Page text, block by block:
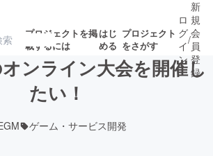
プロジェクトを掲
載するには
はじ
める
プロジェクト
をさがす
ジェクト
ロジェクト
ロ
グ
イ
ン
/
新
規
会
員
登
録
ンライン大会を開催し
たい！
ゲーム・サービス開発